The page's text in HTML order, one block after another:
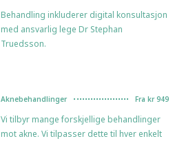
Behandling inkluderer digital konsultasjon
med ansvarlig lege Dr Stephan
Truedsson.
Aknebehandlinger Fra kr 949
Vi tilbyr mange forskjellige behandlinger
mot akne. Vi tilpasser dette til hver enkelt